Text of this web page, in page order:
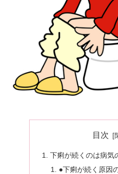
目次
下痢が続くのは病気
●下痢が続く原因